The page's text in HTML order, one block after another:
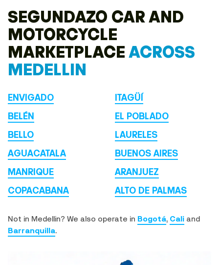
SEGUNDAZO CAR AND
MOTORCYCLE
MARKETPLACEACROSS
MEDELLIN
ENVIGADO
ITAGÜÍ
BELÉN
EL POBLADO
BELLO
LAURELES
AGUACATALA
BUENOS AIRES
MANRIQUE
ARANJUEZ
COPACABANA
ALTO DE PALMAS
Not in Medellin? We also operate in Bogotá, Cali and
Barranquilla.